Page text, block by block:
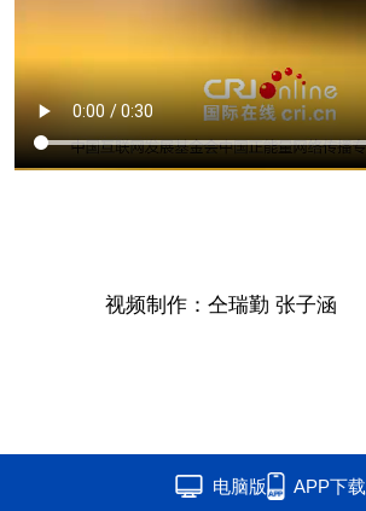
视频制作：仝瑞勤 张子涵
电脑版 APP下载